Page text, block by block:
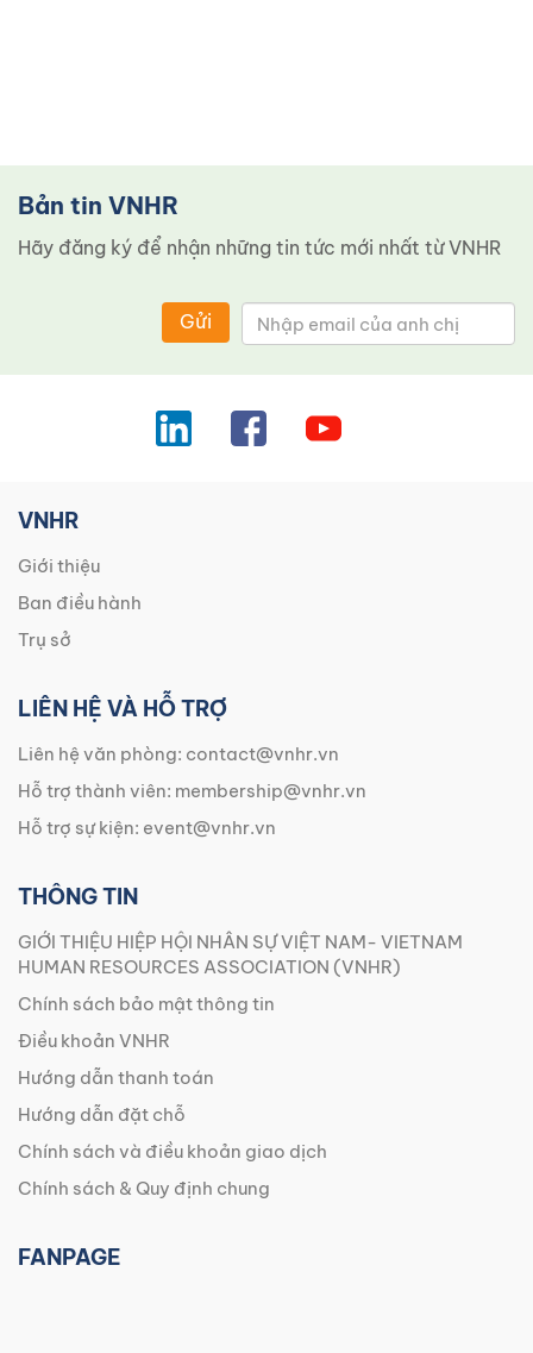
Bản tin VNHR
Hãy đăng ký để nhận những tin tức mới nhất từ ​​VNHR
Gửi
VNHR
Giới thiệu
Ban điều hành
Trụ sở
LIÊN HỆ VÀ HỖ TRỢ
Liên hệ văn phòng: contact@vnhr.vn
Hỗ trợ thành viên: membership@vnhr.vn
Hỗ trợ sự kiện: event@vnhr.vn
THÔNG TIN
GIỚI THIỆU HIỆP HỘI NHÂN SỰ VIỆT NAM- VIETNAM
HUMAN RESOURCES ASSOCIATION (VNHR)
Chính sách bảo mật thông tin
Điều khoản VNHR
Hướng dẫn thanh toán
Hướng dẫn đặt chỗ
Chính sách và điều khoản giao dịch
Chính sách & Quy định chung
FANPAGE